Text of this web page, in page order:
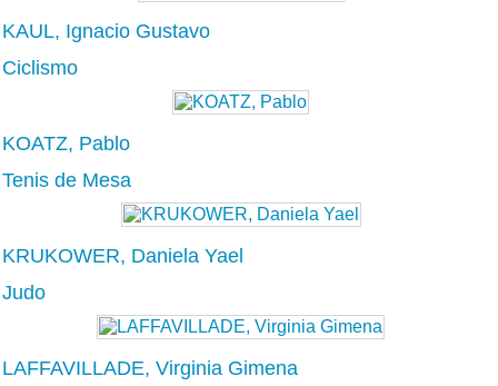
KAUL, Ignacio Gustavo
Ciclismo
KOATZ, Pablo
Tenis de Mesa
KRUKOWER, Daniela Yael
Judo
LAFFAVILLADE, Virginia Gimena